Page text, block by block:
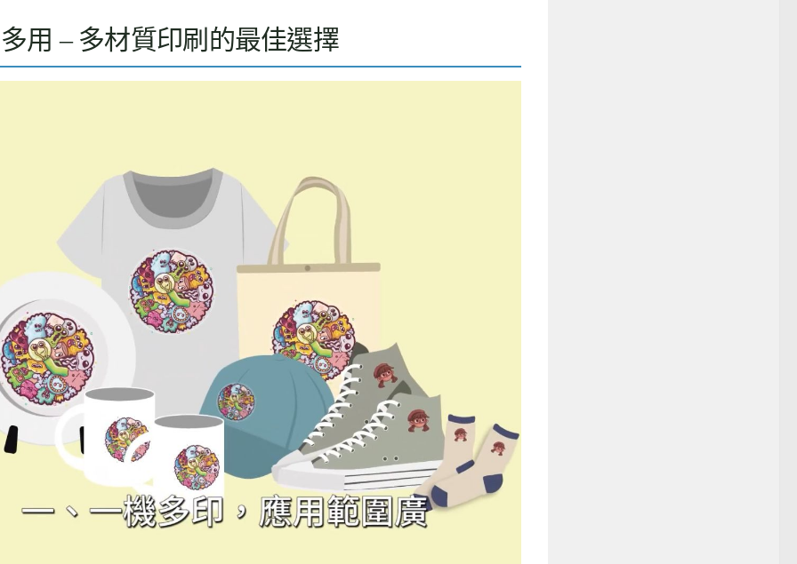
用 – 多材質印刷的最佳選擇